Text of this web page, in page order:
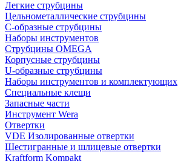
Легкие струбцины
Цельнометаллические струбцины
C-образные струбцины
Наборы инструментов
Струбцины OMEGA
Корпусные струбцины
U-образные струбцины
Наборы инструментов и комплектующих
Специальные клещи
Запасные части
Инструмент Wera
Отвертки
VDE Изолированные отвертки
Шестигранные и шлицевые отвертки
Kraftform Kompakt